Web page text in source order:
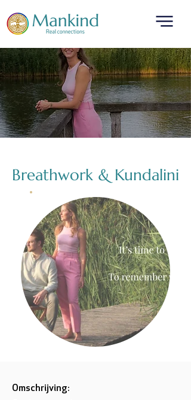
Breathwork & Kundalini
Omschrijving: